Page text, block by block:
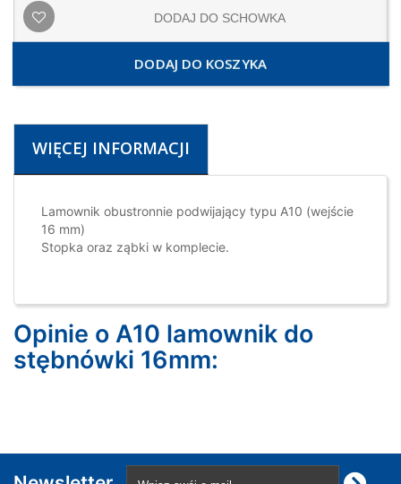
DODAJ DO SCHOWKA
DODAJ DO KOSZYKA
WIĘCEJ INFORMACJI
Lamownik obustronnie podwijający typu A10 (wejście
16 mm)
Stopka oraz ząbki w komplecie.
Opinie o A10 lamownik do
stębnówki 16mm: